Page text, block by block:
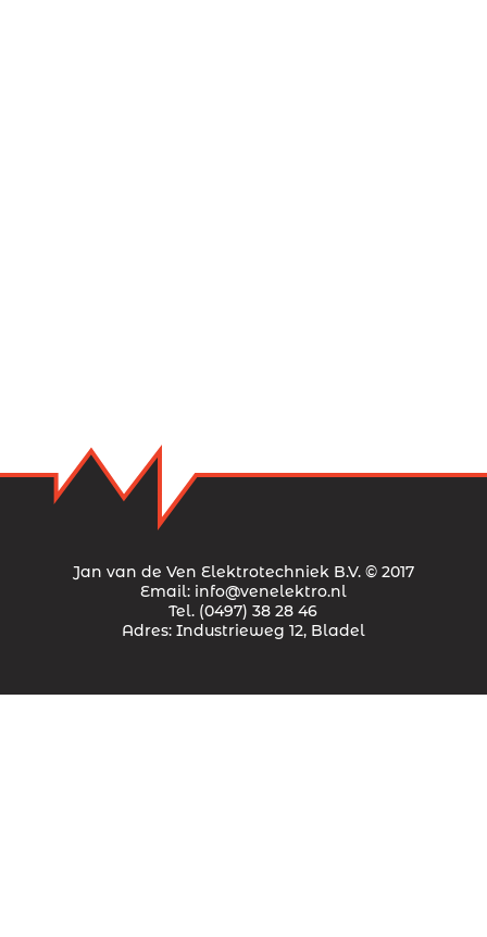
Jan van de Ven Elektrotechniek B.V. © 2017
Email: info@venelektro.nl
Tel. (0497) 38 28 46
Adres: Industrieweg 12, Bladel